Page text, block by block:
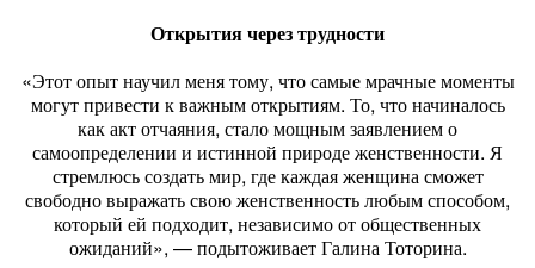
Открытия через трудности
«Этот опыт научил меня тому, что самые мрачные моменты
могут привести к важным открытиям. То, что начиналось
как акт отчаяния, стало мощным заявлением о
самоопределении и истинной природе женственности. Я
стремлюсь создать мир, где каждая женщина сможет
свободно выражать свою женственность любым способом,
который ей подходит, независимо от общественных
ожиданий», — подытоживает Галина Тоторина.